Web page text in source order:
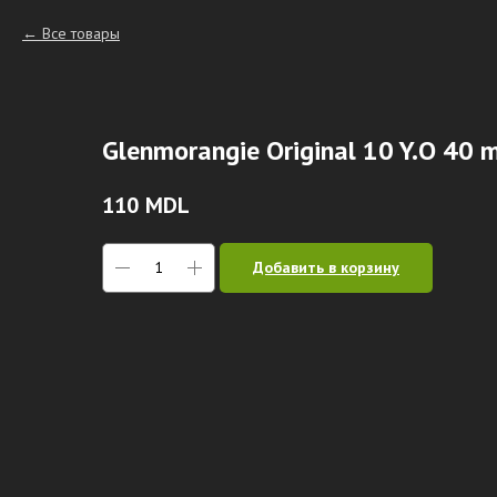
Все товары
Glenmorangie Original 10 Y.O 40
110 MDL
Добавить в корзину